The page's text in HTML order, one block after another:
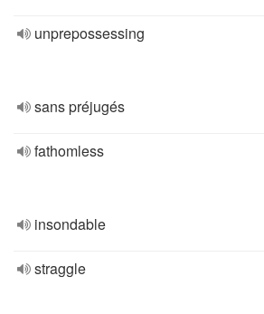
unprepossessing
sans préjugés
fathomless
insondable
straggle